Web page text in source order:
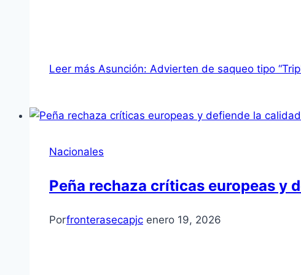
Leer más Asunción: Advierten de saqueo tipo
Nacionales
Peña rechaza críticas europeas y
Porfronterasecapjc enero 19, 2026